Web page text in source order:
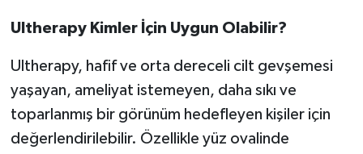
Ultherapy Kimler İçin Uygun Olabilir?
Ultherapy, hafif ve orta dereceli cilt gevşemesi
yaşayan, ameliyat istemeyen, daha sıkı ve
toparlanmış bir görünüm hedefleyen kişiler için
değerlendirilebilir. Özellikle yüz ovalinde